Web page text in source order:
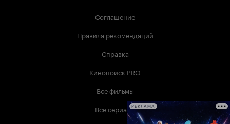
Соглашение
Правила рекомендаций
Справка
Кинопоиск PRO
Все фильмы
Все сериалыРЕКЛАМА